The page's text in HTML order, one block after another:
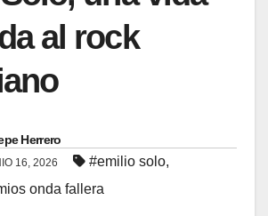
al rock
Herrero
16, 2026 #emilio solo,
onda fallera